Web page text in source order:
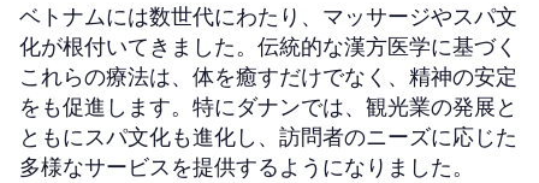
ベトナムには数世代にわたり、マッサージやスパ文
化が根付いてきました。伝統的な漢方医学に基づく
これらの療法は、体を癒すだけでなく、精神の安定
をも促進します。特にダナンでは、観光業の発展と
ともにスパ文化も進化し、訪問者のニーズに応じた
多様なサービスを提供するようになりました。